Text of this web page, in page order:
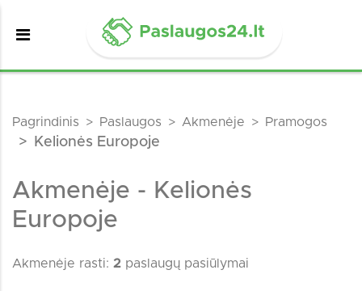
Pagrindinis Paslaugos Akmenėje Pramogos
Kelionės Europoje
Akmenėje - Kelionės
Europoje
Akmenėje rasti: 2 paslaugų pasiūlymai